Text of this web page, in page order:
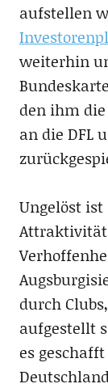
aufstellen
weiterhin
den ihm
an die DFL
Ungelöst
Attraktivität
durch
aufgestellt
es